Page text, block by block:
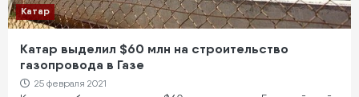
Катар
Катар выделил $60 млн на строительство
газопровода в Газе
25 февраля 2021